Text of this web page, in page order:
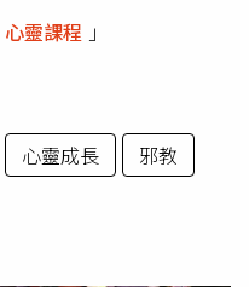
心靈課程 」
心靈成長 邪教